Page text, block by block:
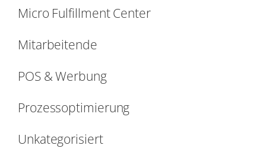
Micro Fulfillment Center
Mitarbeitende
POS & Werbung
Prozessoptimierung
Unkategorisiert